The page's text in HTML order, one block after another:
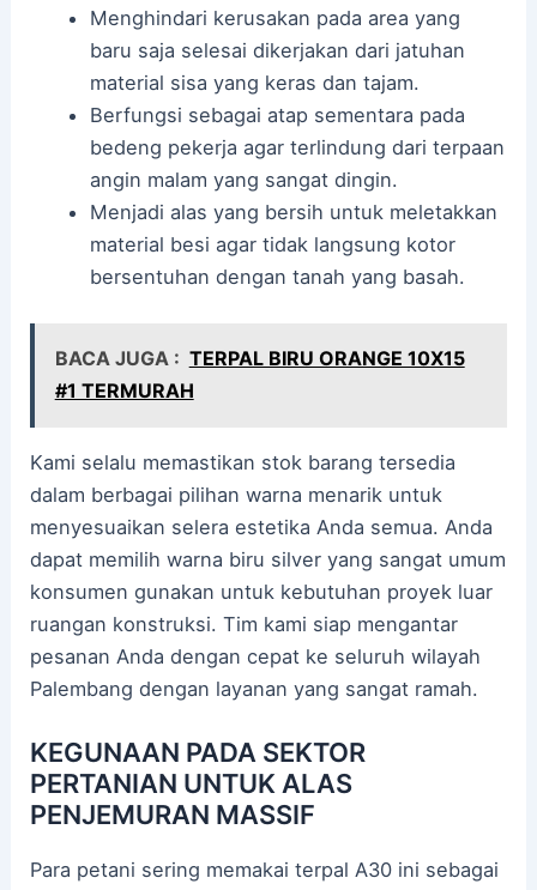
Menghindari kerusakan pada area yang
baru saja selesai dikerjakan dari jatuhan
material sisa yang keras dan tajam.
Berfungsi sebagai atap sementara pada
bedeng pekerja agar terlindung dari terpaan
angin malam yang sangat dingin.
Menjadi alas yang bersih untuk meletakkan
material besi agar tidak langsung kotor
bersentuhan dengan tanah yang basah.
BACA JUGA : TERPAL BIRU ORANGE 10X15
#1 TERMURAH
Kami selalu memastikan stok barang tersedia
dalam berbagai pilihan warna menarik untuk
menyesuaikan selera estetika Anda semua. Anda
dapat memilih warna biru silver yang sangat umum
konsumen gunakan untuk kebutuhan proyek luar
ruangan konstruksi. Tim kami siap mengantar
pesanan Anda dengan cepat ke seluruh wilayah
Palembang dengan layanan yang sangat ramah.
KEGUNAAN PADA SEKTOR
PERTANIAN UNTUK ALAS
PENJEMURAN MASSIF
Para petani sering memakai terpal A30 ini sebagai